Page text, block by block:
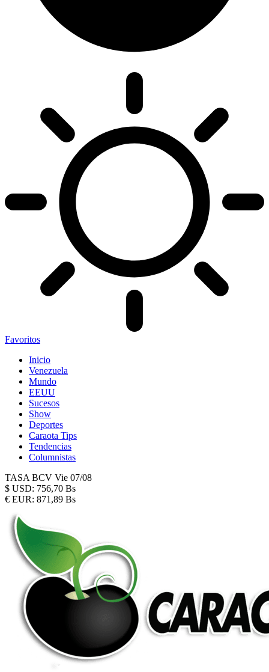
Favoritos
Inicio
Venezuela
Mundo
EEUU
Sucesos
Show
Deportes
Caraota Tips
Tendencias
Columnistas
TASA BCV Vie 07/08
$ USD: 756,70 Bs
€ EUR: 871,89 Bs